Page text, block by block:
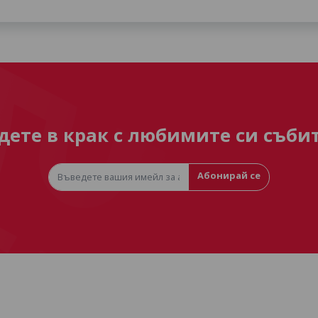
в крак с любимите си
Абонирай се